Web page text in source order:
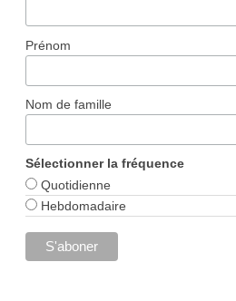
Prénom
Nom de famille
Sélectionner la fréquence
Quotidienne
Hebdomadaire